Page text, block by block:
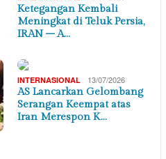
Ketegangan Kembali
Meningkat di Teluk Persia,
IRAN – A…
INTERNASIONAL 13/07/2026
AS Lancarkan Gelombang
Serangan Keempat atas
Iran Merespon K…